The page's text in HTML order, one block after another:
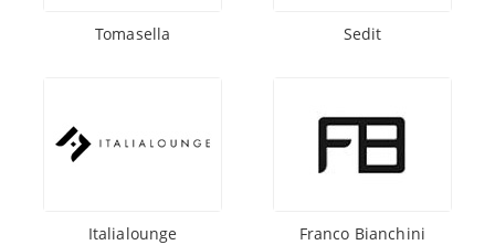
Tomasella Sedit
Italialounge Franco Bianchini